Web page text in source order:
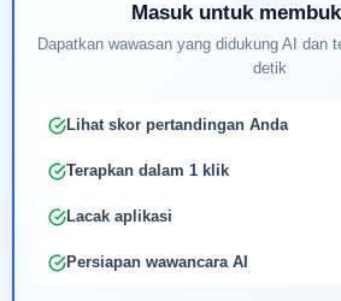
Masuk untuk
Dapatkan wawasan yang didukung AI dan
detik
Lihat skor pertandingan Anda
Terapkan dalam 1 klik
Lacak aplikasi
Persiapan wawancara AI